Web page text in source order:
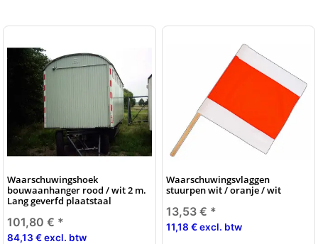
Waarschuwingshoek
bouwaanhanger rood / wit 2 m.
Lang geverfd plaatstaal
101,80 € *
84,13 € excl. btw
Waarschuwingsvlaggen
stuurpen wit / oranje / wit
13,53 € *
11,18 € excl. btw